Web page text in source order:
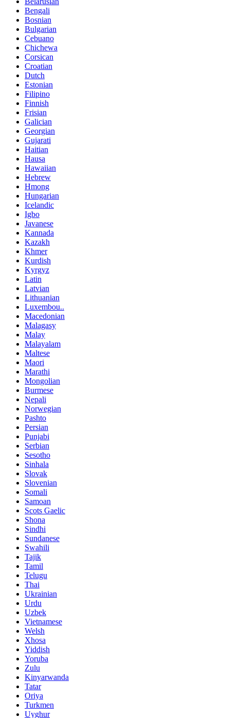
Bengali
Bosnian
Bulgarian
Cebuano
Chichewa
Corsican
Croatian
Dutch
Estonian
Filipino
Finnish
Frisian
Galician
Georgian
Gujarati
Haitian
Hausa
Hawaiian
Hebrew
Hmong
Hungarian
Icelandic
Igbo
Javanese
Kannada
Kazakh
Khmer
Kurdish
Kyrgyz
Latin
Latvian
Lithuanian
Luxembou..
Macedonian
Malagasy
Malay
Malayalam
Maltese
Maori
Marathi
Mongolian
Burmese
Nepali
Norwegian
Pashto
Persian
Punjabi
Serbian
Sesotho
Sinhala
Slovak
Slovenian
Somali
Samoan
Scots Gaelic
Shona
Sindhi
Sundanese
Swahili
Tajik
Tamil
Telugu
Thai
Ukrainian
Urdu
Uzbek
Vietnamese
Welsh
Xhosa
Yiddish
Yoruba
Zulu
Kinyarwanda
Tatar
Oriya
Turkmen
Uyghur